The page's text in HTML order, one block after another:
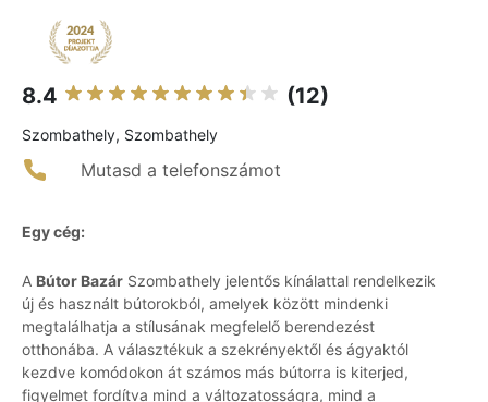
8.4 (12)
Szombathely, Szombathely
Mutasd a telefonszámot
Egy cég:
A Bútor Bazár Szombathely jelentős kínálattal rendelkezik
új és használt bútorokból, amelyek között mindenki
megtalálhatja a stílusának megfelelő berendezést
otthonába. A választékuk a szekrényektől és ágyaktól
kezdve komódokon át számos más bútorra is kiterjed,
figyelmet fordítva mind a változatosságra, mind a